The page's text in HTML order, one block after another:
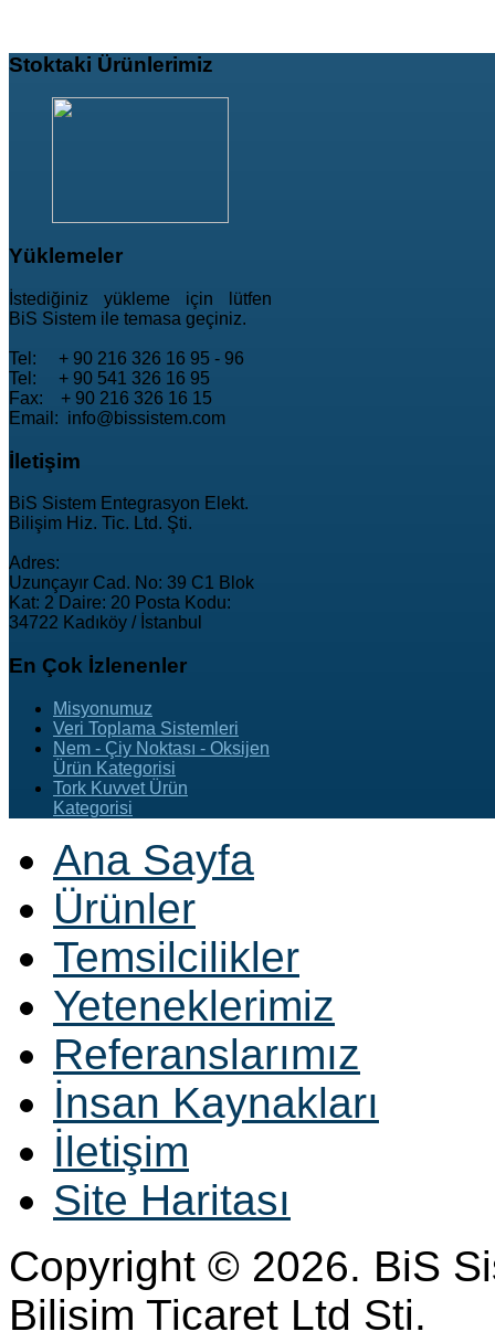
Stoktaki Ürünlerimiz
Yüklemeler
İstediğiniz yükleme için lütfen
BiS Sistem ile temasa geçiniz.
Tel: + 90 216 326 16 95 - 96
Tel: + 90 541 326 16 95
Fax: + 90 216 326 16 15
Email: info@bissistem.com
İletişim
BiS Sistem Entegrasyon Elekt.
Bilişim Hiz. Tic. Ltd. Şti.
Adres:
Uzunçayır Cad. No: 39 C1 Blok
Kat: 2 Daire: 20 Posta Kodu:
34722 Kadıköy / İstanbul
En Çok İzlenenler
Misyonumuz
Veri Toplama Sistemleri
Nem - Çiy Noktası - Oksijen
Ürün Kategorisi
Tork Kuvvet Ürün
Kategorisi
Ana Sayfa
Ürünler
Temsilcilikler
Yeteneklerimiz
Referanslarımız
İnsan Kaynakları
İletişim
Site Haritası
Copyright © 2026. BiS
Bilisim Ticaret Ltd Sti.